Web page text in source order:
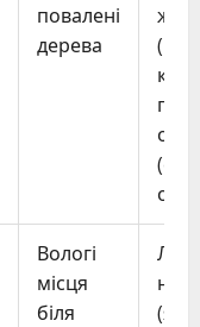
повалені
дерева
Вологі
місця
біля